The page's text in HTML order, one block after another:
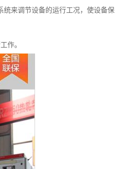
统来调节设备的运行工况，使设备保
作。